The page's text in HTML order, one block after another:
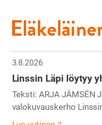
3.8.2026
Linssin Läpi löytyy
Teksti: ARJA JÄMSÉN
valokuvauskerho